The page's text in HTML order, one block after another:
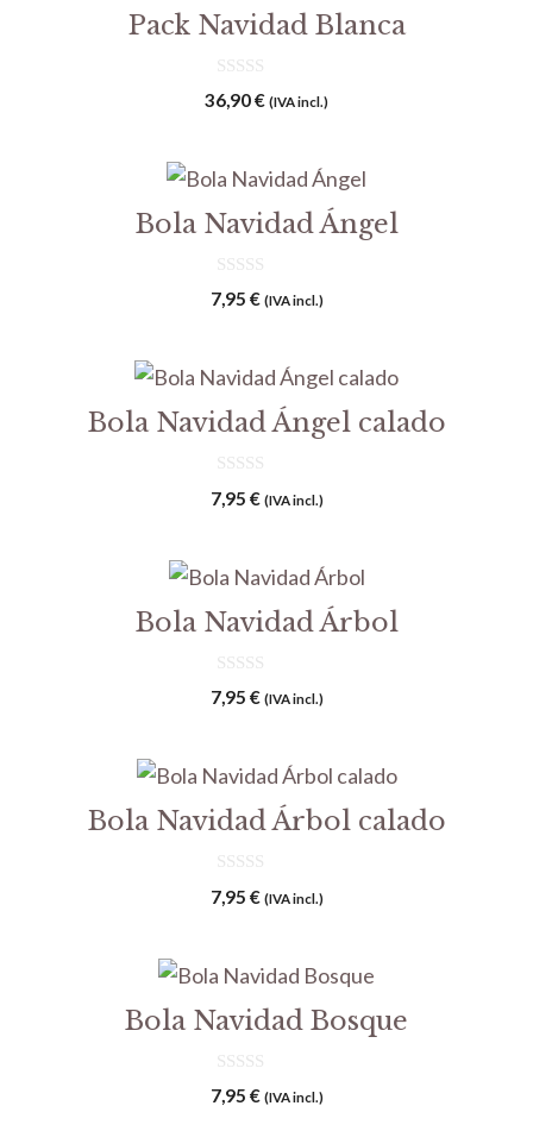
Pack Navidad Blanca
0
d
36,90€ (IVA incl.)
Bola Navidad Ángel
0
d
7,95 € (IVA incl.)
Bola Navidad Ángel calado
0
d
7,95 € (IVA incl.)
Bola Navidad Árbol
0
d
7,95 € (IVA incl.)
Bola Navidad Árbol calado
0
d
7,95 € (IVA incl.)
Bola Navidad Bosque
0
d
7,95 € (IVA incl.)